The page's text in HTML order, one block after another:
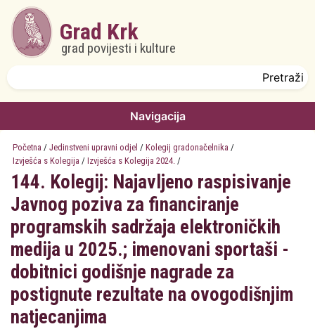
Skoči na glavni sadržaj
Grad Krk
grad povijesti i kulture
Navigacija
Početna / Jedinstveni upravni odjel / Kolegij gradonačelnika /
Izvješća s Kolegija / Izvješća s Kolegija 2024. /
144. Kolegij: Najavljeno raspisivanje
Javnog poziva za financiranje
programskih sadržaja elektroničkih
medija u 2025.; imenovani sportaši -
dobitnici godišnje nagrade za
postignute rezultate na ovogodišnjim
natjecanjima